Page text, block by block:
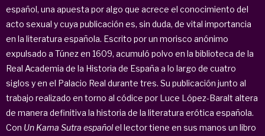
español, una apuesta por algo que acrece el conocimiento del
acto sexual y cuya publicación es, sin duda, de vital importancia
en la literatura española. Escrito por un morisco anónimo
expulsado a Túnez en 1609, acumuló polvo en la biblioteca de la
Real Academia de la Historia de España a lo largo de cuatro
siglos y en el Palacio Real durante tres. Su publicación junto al
trabajo realizado en torno al códice por Luce López-Baralt altera
de manera definitiva la historia de la literatura erótica española.
Con Un Kama Sutra españolel lector tiene en sus manos un libro